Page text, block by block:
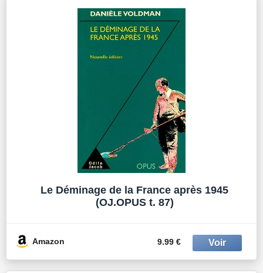
Le Déminage de la France après 1945
(OJ.OPUS t. 87)
Amazon 9.99 €